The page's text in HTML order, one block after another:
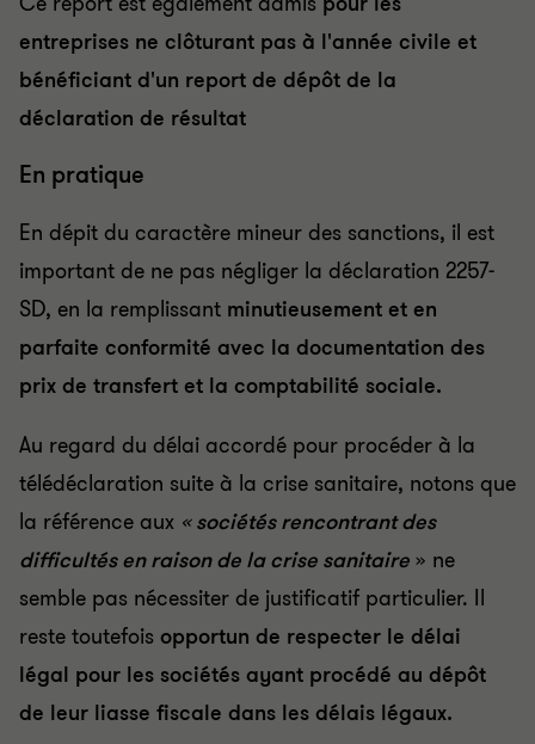
entreprises ne clôturant pas à l'année civile et
bénéficiant d'un report de dépôt de la
déclaration de résultat
En pratique
En dépit du caractère mineur des sanctions, il est
important de ne pas négliger la déclaration 2257-
SD, en la remplissant minutieusement et en
parfaite conformité avec la documentation des
prix de transfert et la comptabilité sociale.
Au regard du délai accordé pour procéder à la
télédéclaration suite à la crise sanitaire, notons que
la référence aux « sociétés rencontrant des
difficultés en raison de la crise sanitaire » ne
semble pas nécessiter de justificatif particulier. Il
reste toutefois opportun de respecter le délai
légal pour les sociétés ayant procédé au dépôt
de leur liasse fiscale dans les délais légaux.